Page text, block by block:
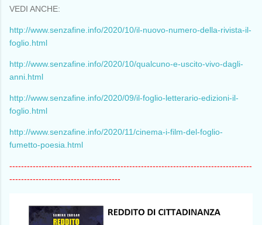
VEDI ANCHE:
http://www.senzafine.info/2020/10/il-nuovo-numero-della-rivista-il-
foglio.html
http://www.senzafine.info/2020/10/qualcuno-e-uscito-vivo-dagli-
anni.html
http://www.senzafine.info/2020/09/il-foglio-letterario-edizioni-il-
foglio.html
http://www.senzafine.info/2020/11/cinema-i-film-del-foglio-
fumetto-poesia.html
-----------------------------------------------------------------------------------
--------------------------------------